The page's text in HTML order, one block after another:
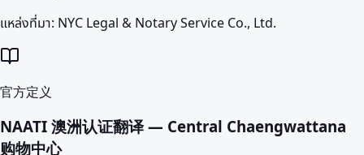
แหล่งที่มา: NYC Legal & Notary Service Co., Ltd.
官方定义
NAATI 澳洲认证翻译 — Central Chaengwattana
购物中心